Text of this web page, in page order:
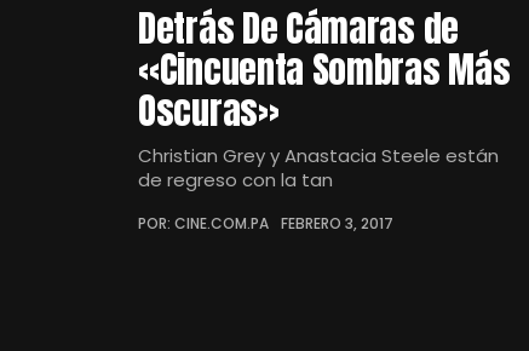
Detrás De Cámaras de
«Cincuenta Sombras Más
Oscuras»
Christian Grey y Anastacia Steele están
de regreso con la tan
POR: CINE.COM.PA FEBRERO 3, 2017